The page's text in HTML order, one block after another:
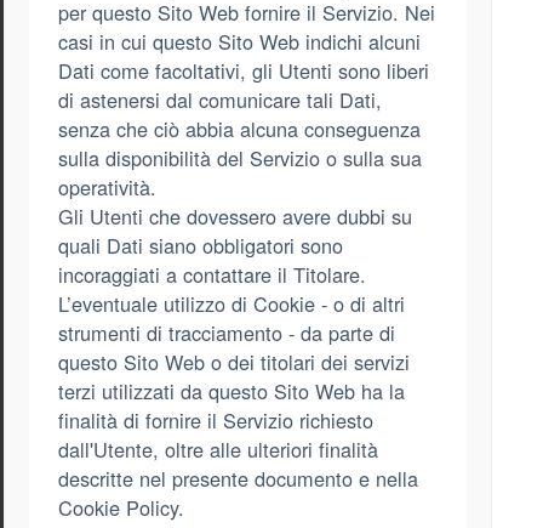
per questo Sito Web fornire il Servizio. Nei
casi in cui questo Sito Web indichi alcuni
Dati come facoltativi, gli Utenti sono liberi
di astenersi dal comunicare tali Dati,
senza che ciò abbia alcuna conseguenza
sulla disponibilità del Servizio o sulla sua
operatività.
Gli Utenti che dovessero avere dubbi su
quali Dati siano obbligatori sono
incoraggiati a contattare il Titolare.
L’eventuale utilizzo di Cookie - o di altri
strumenti di tracciamento - da parte di
questo Sito Web o dei titolari dei servizi
terzi utilizzati da questo Sito Web ha la
finalità di fornire il Servizio richiesto
dall'Utente, oltre alle ulteriori finalità
descritte nel presente documento e nella
Cookie Policy.